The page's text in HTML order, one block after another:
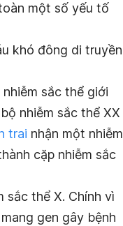
một số yếu tố
khó đông di truyền
sắc thể giới
nhiễm sắc thể XX
trai nhận một nhiễm
cặp nhiễm sắc
sắc thể X. Chính vì
gen gây bệnh